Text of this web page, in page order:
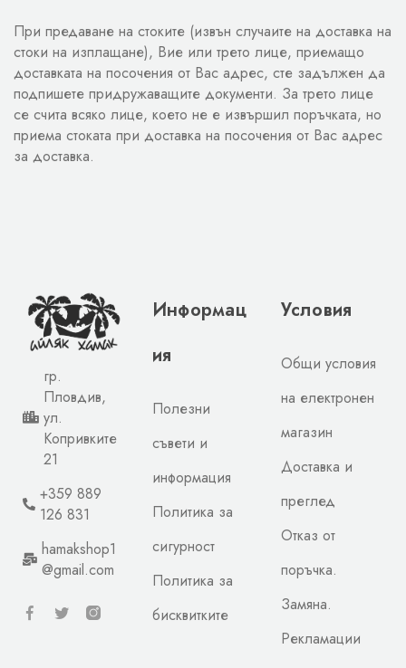
При предаване на стоките (извън случаите на доставка на
стоки на изплащане), Вие или трето лице, приемащо
доставката на посочения от Вас адрес, сте задължен да
подпишете придружаващите документи. За трето лице
се счита всяко лице, което не е извършил поръчката, но
приема стоката при доставка на посочения от Вас адрес
за доставка.
гр.
Пловдив,
ул.
Копривките
21
+359 889
126 831
hamakshop1
@gmail.com
Информац
ия
Полезни
съвети и
информация
Политика за
сигурност
Политика за
бисквитките
Условия
Общи условия
на електронен
магазин
Доставка и
преглед
Отказ от
поръчка.
Замяна.
Рекламации